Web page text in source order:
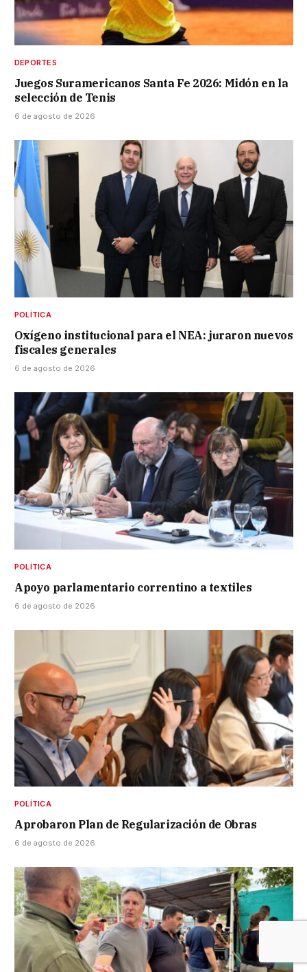
DEPORTES
Juegos Suramericanos Santa Fe 2026: Midón en la
selección de Tenis
6 de agosto de 2026
POLÍTICA
Oxígeno institucional para el NEA: juraron nuevos
fiscales generales
6 de agosto de 2026
POLÍTICA
Apoyo parlamentario correntino a textiles
6 de agosto de 2026
POLÍTICA
Aprobaron Plan de Regularización de Obras
6 de agosto de 2026